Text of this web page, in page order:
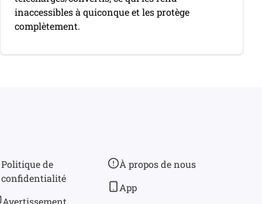
inaccessibles à quiconque et les protège
complètement.
Politique de
confidentialité
Avertissement
À propos de nous
App